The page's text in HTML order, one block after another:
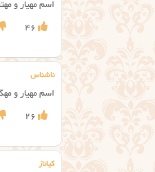
اسم مهیار و
46
ناشناس
اسم مهیار و
26
کیاناز